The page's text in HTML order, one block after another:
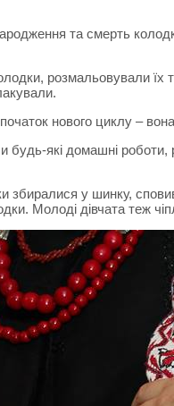
та смерть
розмальовували
нового циклу –
будь-які домашні
збиралися у шинку,
Молоді дівчата теж